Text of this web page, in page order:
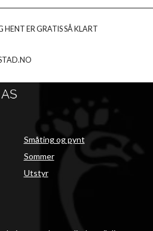
HENT ER GRATIS SÅ KLART
Småting og pynt
Sommer
Utstyr